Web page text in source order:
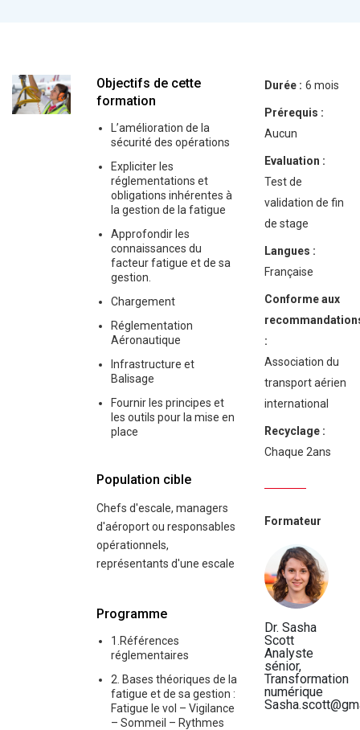
Objectifs de cette
formation
L’amélioration de la
sécurité des opérations
Expliciter les
réglementations et
obligations inhérentes à
la gestion de la fatigue
Approfondir les
connaissances du
facteur fatigue et de sa
gestion.
Chargement
Réglementation
Aéronautique
Infrastructure et
Balisage
Fournir les principes et
les outils pour la mise en
place
Population cible
Chefs d'escale, managers
d'aéroport ou responsables
opérationnels,
représentants d'une escale
Programme
1.Références
réglementaires
2. Bases théoriques de la
fatigue et de sa gestion :
Fatigue le vol – Vigilance
– Sommeil – Rythmes
Durée : 6 mois
Prérequis :
Aucun
Evaluation :
Test de
validation de fin
de stage
Langues :
Française
Conforme aux
:
Association du
transport aérien
international
Recyclage :
Chaque 2ans
Formateur
Dr. Sasha
Scott
Analyste
sénior,
Transformation
numérique